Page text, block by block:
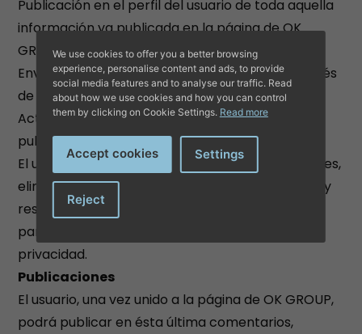
Publicación en el perfil del usuario de toda aquella
información ya publicada en la página de OK
GROUP.
Enviar mensajes personales e individuales a través
de los canales de la Red Social.
Actualizaciones del estado de la página que se
publicarán en el perfil del usuario.
El usuario siempre puede controlar sus conexiones,
eliminar los contenidos que dejen de interesarle y
restringir con quién comparte sus conexiones,
para ello deberá acceder a su configuración de
privacidad.
Publicaciones
El usuario, una vez unido a la página de OK GROUP,
podrá publicar en ésta última comentarios,
We use cookies to offer you a better browsing
experience, personalise content and ads, to provide
social media features and to analyse our traffic. Read
about how we use cookies and how you can control
them by clicking on Cookie Settings. Read more
Accept cookies Settings
Reject